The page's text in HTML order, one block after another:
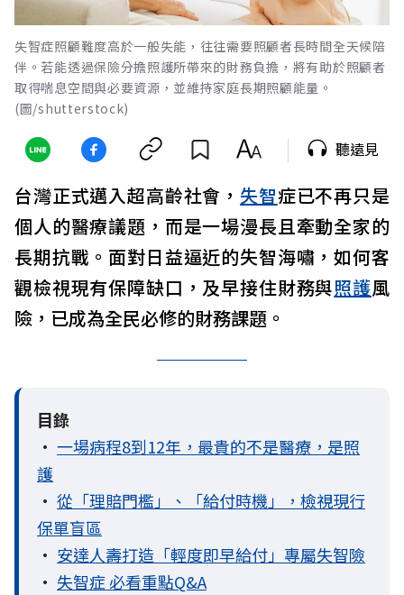
失智症照顧難度高於一般失能，往往需要照顧者長時間全天候陪
伴。若能透過保險分擔照護所帶來的財務負擔，將有助於照顧者
取得喘息空間與必要資源，並維持家庭長期照顧能量。
(圖/shutterstock)
聽遠見
台灣正式邁入超高齡社會， 失智症已不再只是
個人的醫療議題，而是一場漫長且牽動全家的
長期抗戰。面對日益逼近的失智海嘯，如何客
觀檢視現有保障缺口，及早接住財務與照護風
險，已成為全民必修的財務課題。
目錄
• 一場病程8到12年，最貴的不是醫療，是照
護
• 從「理賠門檻」、「給付時機」，檢視現行
保單盲區
• 安達人壽打造「輕度即早給付」專屬失智險
• 失智症 必看重點Q&A